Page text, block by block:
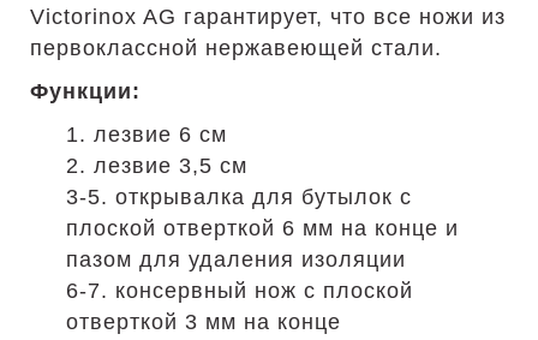
Victorinox AG гарантирует, что все ножи из
первоклассной нержавеющей стали.
Функции:
1. лезвие 6 см
2. лезвие 3,5 см
3-5. открывалка для бутылок с
плоской отверткой 6 мм на конце и
пазом для удаления изоляции
6-7. консервный нож с плоской
отверткой 3 мм на конце